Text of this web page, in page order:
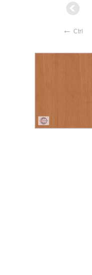
← Ctrl